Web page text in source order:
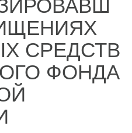
СРЕДСТВ
ФОНДА